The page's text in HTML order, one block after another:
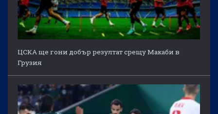
ЦСКА ще гони добър резултат срещу Макаби в
Грузия